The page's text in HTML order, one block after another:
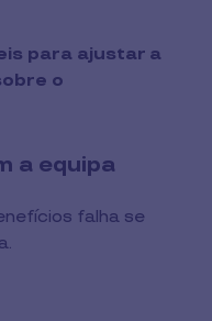
para ajustar a
o
a equipa
falha se